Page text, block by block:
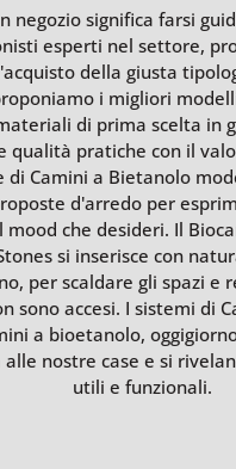
negozio significa farsi
esperti nel settore,
della giusta
i migliori
di prima scelta in
qualità pratiche con il
di Camini a Bietanolo
d'arredo per
mood che desideri. Il
si inserisce con
per scaldare gli spazi e
sono accesi. I sistemi di
a bioetanolo,
nostre case e si
utili e funzionali.